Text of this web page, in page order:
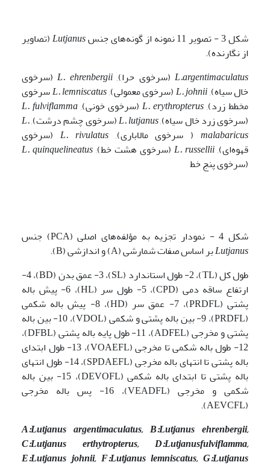
شکل 3 - تصویر 11 نمونه از گونه‌های جنس Lutjanus(تصاویر
از نگارنده).
L.argentimaculatus (سرخوی حرا),L. ehrenbergii (سرخوی
خال سیاه),L. johnii(سرخوی معمولی),
سرخوی
مخطط زرد),L. erythropterus (سرخوی خونی),L. fulviflamma
(سرخوی زرد خال سیاه),L. lutjanus(سرخوی چشم درشت),L.
malabaricus ( سرخوی مالاباری),L. rivulatus (سرخوی
قهوه‌ای),L. russellii (سرخوی هشت خط),L. quinquelineatus
(سرخوی پنج خط
شکل 4 - نمودار تجزیه به مؤلفه‌های اصلی (PCA) جنس
Lutjanusبر اساس صفات شمارشی (A) و اندازشی (B).
طول کل (TL)، 2- طول استاندارد (SL)، 3- عمق بدن (BD)، 4-
ارتفاع ساقه دمی (CPD)، 5- طول سر (HL)، 6- پیش باله
پشتی (PRDFL)، 7- عمق سر (HD)، 8- پیش باله شکمی
(PRDFL)، 9- بین باله پشتی و شکمی (VDOL)، 10- بین باله
پشتی و مخرجی (ADFEL)، 11- طول پایه باله پشتی (DFBL)،
12- طول باله شکمی تا مخرجی (VOAEFL)، 13- طول ابتدای
باله پشتی تا انتهای باله مخرجی (SPDAEFL)، 14- طول انتهای
باله پشتی تا ابتدای باله شکمی (DEVOFL)، 15- بین باله
شکمی و مخرجی (VEADFL)، 16- پس باله مخرجی
(AEVCFL).
A:Lutjanus argentimaculatus, B:Lutjanus ehrenbergii,
C:Lutjanus erthytropterus, D:Lutjanusfulviflamma,
E:Lutjanus johnii, F:Lutjanus lemniscatus, G:Lutjanus